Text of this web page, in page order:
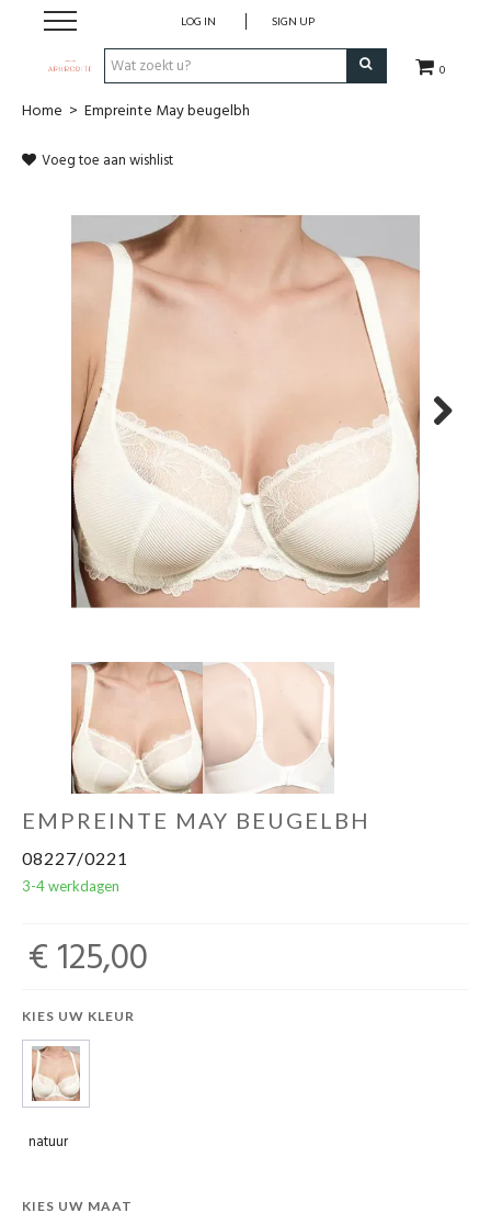
0
LOG IN SIGN UP
Home
Cadeaubon
Contact
Login
Home > Empreinte May beugelbh
Voeg toe aan wishlist
EMPREINTE MAY BEUGELBH
08227/0221
3-4 werkdagen
€ 125,00
KIES UW KLEUR
natuur
KIES UW MAAT